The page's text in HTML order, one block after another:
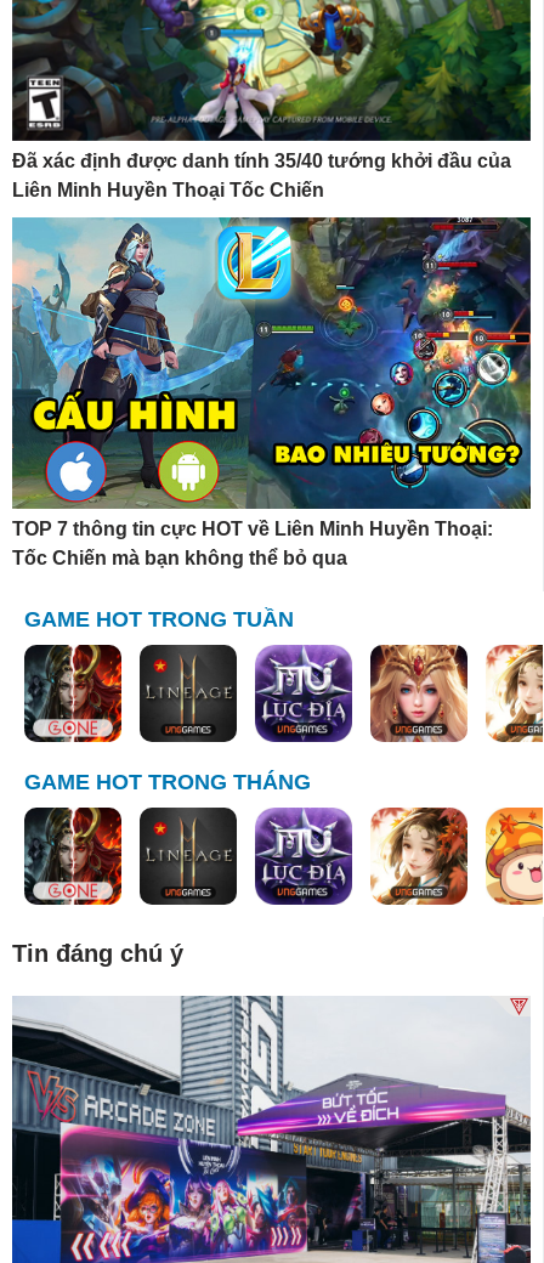
Đã xác định được danh tính 35/40 tướng khởi đầu của
Liên Minh Huyền Thoại Tốc Chiến
TOP 7 thông tin cực HOT về Liên Minh Huyền Thoại:
Tốc Chiến mà bạn không thể bỏ qua
GAME HOT TRONG TUẦN
GAME HOT TRONG THÁNG
Tin đáng chú ý